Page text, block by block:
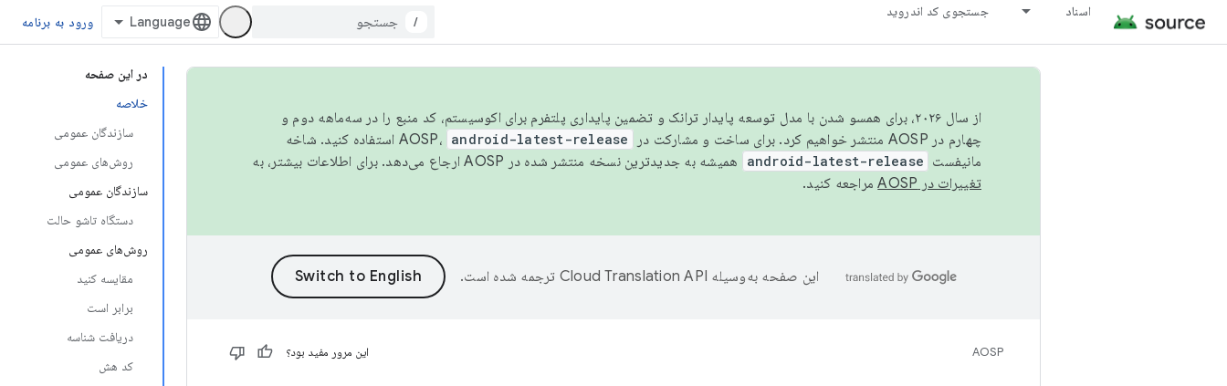
اسناد جستجوی کد اندروید
/ ورود به برنامه
در این صفحه
خلاصه
سازندگان عمومی
روش‌های عمومی
سازندگان عمومی
دستگاه تاشو حالت
روش‌های عمومی
مقایسه کنید
برابر است
دریافت شناسه
کد هش
از سال ۲۰۲۶، برای همسو شدن با مدل توسعه پایدار ترانک و تضمین پایداری پلتفرم برای اکوسیستم، کد منبع را در سه‌ماهه دوم و
چهارم در AOSP منتشر خواهیم کرد. برای ساخت و مشارکت در AOSP،
android-latest-release
استفاده کنید. شاخه
مانیفست android-latest-release
همیشه به جدیدترین نسخه منتشر شده در AOSP ارجاع می‌دهد. برای اطلاعات بیشتر، به
تغییرات در AOSP
مراجعه کنید.
این صفحه به‌وسیله ترجمه شده است.
AOSP این مرور مفید بود؟